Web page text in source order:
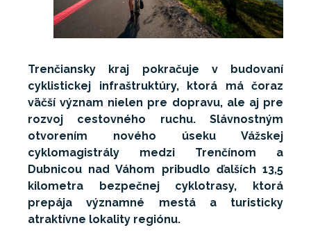
Trenčiansky kraj pokračuje v budovaní
cyklistickej infraštruktúry, ktorá má čoraz
väčší význam nielen pre dopravu, ale aj pre
rozvoj cestovného ruchu. Slávnostným
otvorením nového úseku Vážskej
cyklomagistrály medzi Trenčínom a
Dubnicou nad Váhom pribudlo ďalších 13,5
kilometra bezpečnej cyklotrasy, ktorá
prepája významné mestá a turisticky
atraktívne lokality regiónu.